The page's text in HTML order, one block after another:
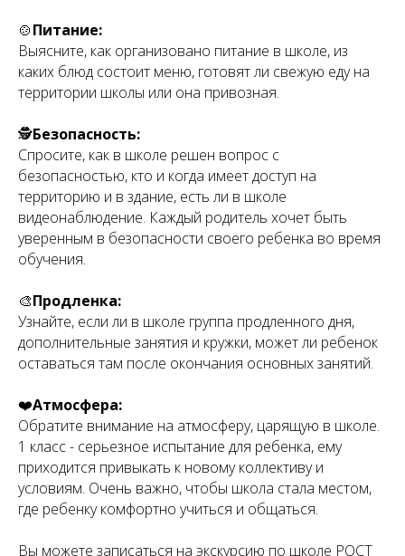
🍲Питание:
Выясните, как организовано питание в школе, из
каких блюд состоит меню, готовят ли свежую еду на
территории школы или она привозная.
🕵Безопасность:
Спросите, как в школе решен вопрос с
безопасностью, кто и когда имеет доступ на
территорию и в здание, есть ли в школе
видеонаблюдение. Каждый родитель хочет быть
уверенным в безопасности своего ребенка во время
обучения.
🎨Продленка:
Узнайте, если ли в школе группа продленного дня,
дополнительные занятия и кружки, может ли ребенок
оставаться там после окончания основных занятий.
❤️Атмосфера:
Обратите внимание на атмосферу, царящую в школе.
1 класс - серьезное испытание для ребенка, ему
приходится привыкать к новому коллективу и
условиям. Очень важно, чтобы школа стала местом,
где ребенку комфортно учиться и общаться.
Вы можете записаться на экскурсию по школе РОСТ